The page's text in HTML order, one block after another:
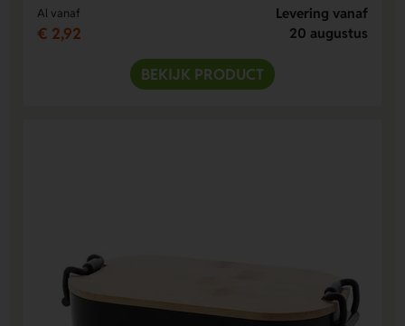
Al vanaf
€ 2,92
Levering vanaf
20 augustus
BEKIJK PRODUCT